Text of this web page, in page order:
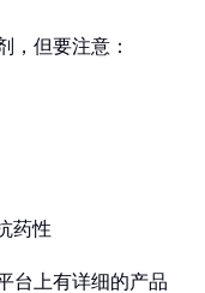
，但要注意：
药性
台上有详细的产品